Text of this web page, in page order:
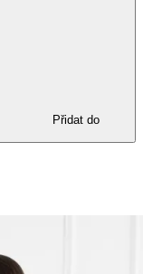
Přidat do